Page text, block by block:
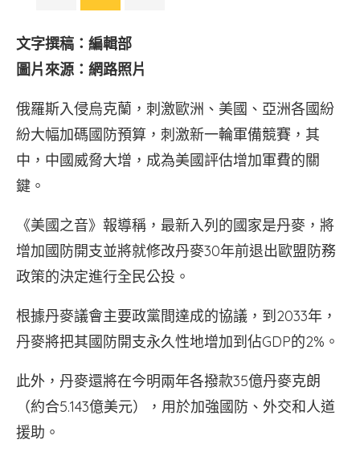
文字撰稿：編輯部
圖片來源：網路照片
俄羅斯入侵烏克蘭，刺激歐洲、美國、亞洲各國紛
紛大幅加碼國防預算，刺激新一輪軍備競賽，其
中，中國威脅大增，成為美國評估增加軍費的關
鍵。
《美國之音》報導稱，最新入列的國家是丹麥，將
增加國防開支並將就修改丹麥30年前退出歐盟防務
政策的決定進行全民公投。
根據丹麥議會主要政黨間達成的協議，到2033年，
丹麥將把其國防開支永久性地增加到佔GDP的2%。
此外，丹麥還將在今明兩年各撥款35億丹麥克朗
（約合5.143億美元），用於加強國防、外交和人道
援助。